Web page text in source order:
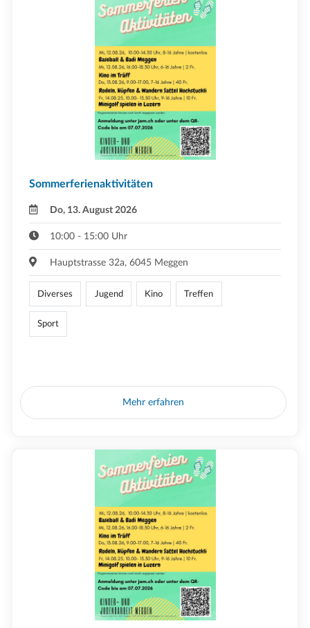
Sommerferienaktivitäten
Do, 13. August 2026
10:00 - 15:00 Uhr
Hauptstrasse 32a, 6045 Meggen
Diverses Jugend Kino Treffen
Sport
Mehr erfahren